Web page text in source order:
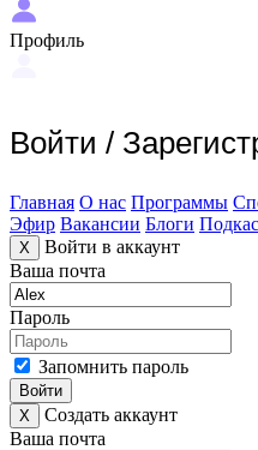
Профиль
Войти /
Главная О нас Программы
Эфир Вакансии Блоги
X
Войти в аккаунт
Ваша почта
Пароль
Запомнить пароль
Войти
X
Создать аккаунт
Ваша почта